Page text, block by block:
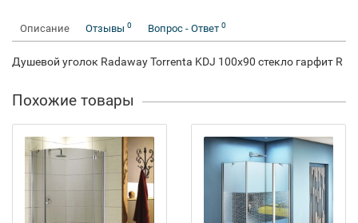
Описание Отзывы 0 Вопрос - Ответ 0
Душевой уголок Radaway Torrenta KDJ 100x90 стекло гарфит R
Похожие товары